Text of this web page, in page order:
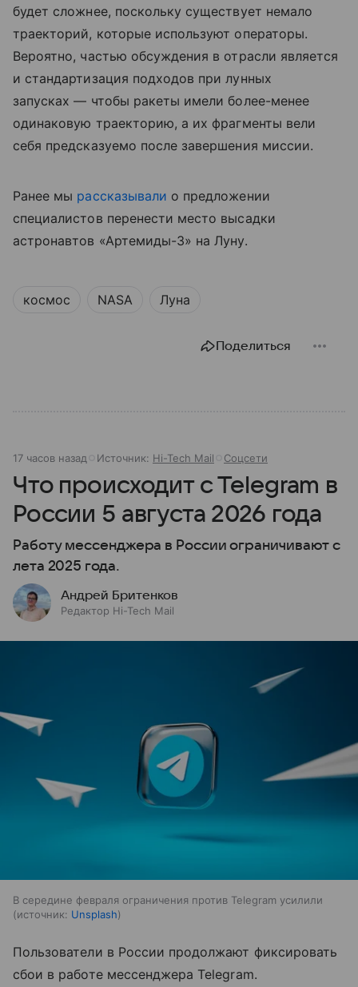
будет сложнее, поскольку существует немало
траекторий, которые используют операторы.
Вероятно, частью обсуждения в отрасли является
и стандартизация подходов при лунных
запусках — чтобы ракеты имели более-менее
одинаковую траекторию, а их фрагменты вели
себя предсказуемо после завершения миссии.
Ранее мы рассказывали о предложении
специалистов перенести место высадки
астронавтов «Артемиды-3» на Луну.
космос NASA Луна
Поделиться
17 часов назад Источник: Hi-Tech Mail Соцсети
Что происходит с Telegram в
России 5 августа 2026 года
Работу мессенджера в России ограничивают с
лета 2025 года.
Андрей Бритенков
Редактор Hi-Tech Mail
В середине февраля ограничения против Telegram усилили
источник: Unsplash
Пользователи в России продолжают фиксировать
сбои в работе мессенджера Telegram.